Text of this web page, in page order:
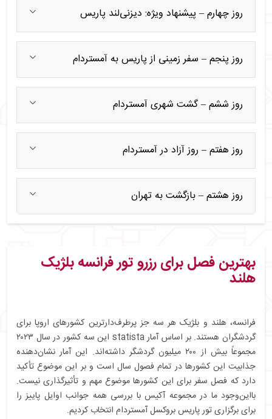
روز چهارم – پیشنهاد ویژه: دیزنی‌لند پاریس
روز پنجم – سفر زمینی از پاریس به آمستردام
روز ششم – گشت شهری آمستردام
روز هفتم – روز آزاد در آمستردام
روز هشتم – بازگشت به تهران
بهترین فصل برای رزرو تور فرانسه بلژیک
هلند
فرانسه، هلند و بلژیک هر سه جز پرطرف‌دارترین کشورهای اروپا برای
گردشگران هستند. بر اساس آمار statista این سه کشور در سال ۲۰۲۳
مجموعاً بیش از ۲۰۰ میلیون گردشگر داشته‌اند. این آمار نشان‌دهنده
جذابیت این کشورها در تمام فصول سال است و بر این موضوع تأکید
دارد که فصل سفر برای این کشورها موضوع مهم و تأثیرگذاری نیست.
بااین‌وجود ما در مجموعه آکیس با بررسی همه جوانب اوایل پاییز را
برای برگزاری تور پاریس بروکسل آمستردام انتخاب کردیم.